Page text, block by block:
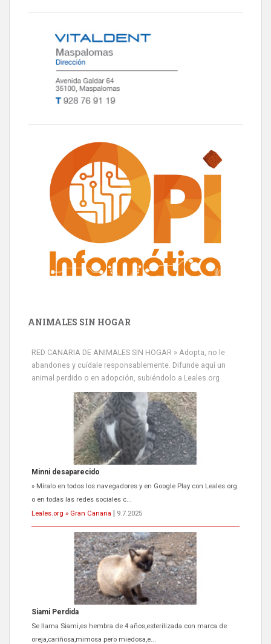
ANIMALES SIN HOGAR
RED CANARIA DE ANIMALES SIN HOGAR » Adopta, no le
abandones y cuídale responsablemente. Difunde aquí un
animal perdido o en adopción, subiéndolo a Leales.org
Siami Perdida
Se llama Siami,es hembra de 4 años,esterilizada con marca de
oreja,cariñosa,mimosa pero miedosa,e...
Leales.org » Gran Canaria
9.7.2025
ADOPCIÓN URGENTE GATA TEROR GRAN CANARIA
El ayuntamiento se va a llevar a Los Gatos callejeros de la zona los
próximos días, ella incluida...